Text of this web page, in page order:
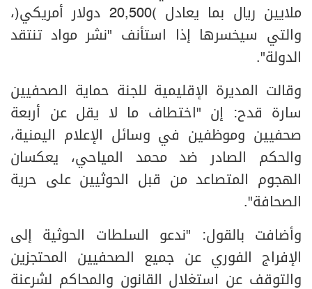
ملايين ريال بما يعادل (20,500 دولار أمريكي)،
والتي سيخسرها إذا استأنف "نشر مواد تنتقد
الدولة".
وقالت المديرة الإقليمية للجنة حماية الصحفيين
سارة قدح: إن "اختطاف ما لا يقل عن أربعة
صحفيين وموظفين في وسائل الإعلام اليمنية،
والحكم الصادر ضد محمد المياحي، يعكسان
الهجوم المتصاعد من قبل الحوثيين على حرية
الصحافة".
وأضافت بالقول: "ندعو السلطات الحوثية إلى
الإفراج الفوري عن جميع الصحفيين المحتجزين
والتوقف عن استغلال القانون والمحاكم لشرعنة